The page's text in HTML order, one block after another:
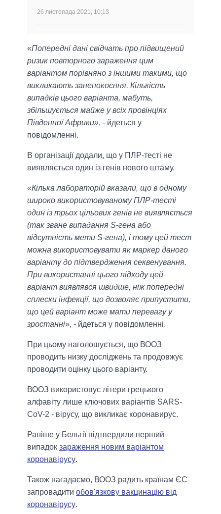
26 листопада 2021, 10:13
«Попередні дані свідчать про підвищений
ризик повторного зараження цим
варіантом порівняно з іншими такими, що
викликають занепокоєння. Кількість
випадків цього варіанта, мабуть,
збільшується майже у всіх провінціях
Південної Африки», - йдеться у
повідомленні.
В організації додали, що у ПЛР-тесті не
виявляється один із генів нового штаму.
«Кілька лабораторій вказали, що в одному
широко використовуваному ПЛР-тесті
один із трьох цільових генів не виявляється
(так зване випадання S-гена або
відсутність мети S-гена), і тому цей тест
можна використовувати як маркер даного
варіанту до підтвердження секвенування.
При використанні цього підходу цей
варіант виявлявся швидше, ніж попередні
сплески інфекції, що дозволяє припустити,
що цей варіант може мати перевагу у
зростанні», - йдеться у повідомленні.
При цьому наголошується, що ВООЗ
проводить низку досліджень та продовжує
проводити оцінку цього варіанту.
ВООЗ використовує літери грецького
алфавіту лише ключових варіантів SARS-
CoV-2 - вірусу, що викликає коронавирус.
Раніше у Бельгії підтвердили перший
випадок зараження новим варіантом
коронавірусу.
Також нагадаємо, ВООЗ радить країнам ЄС
запровадити обов'язкову вакцинацію від
коронавірусу.